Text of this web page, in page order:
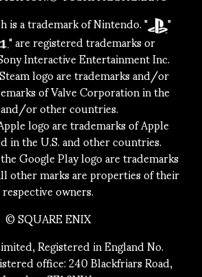
is a trademark of Nintendo. "
"
" are registered trademarks or
Interactive Entertainment Inc.
logo are trademarks and/or
of Valve Corporation in the
or other countries.
logo are trademarks of Apple
in the U.S. and other countries.
Google Play logo are trademarks
other marks are properties of their
respective owners.
© SQUARE ENIX
Registered in England No.
office: 240 Blackfriars Road,